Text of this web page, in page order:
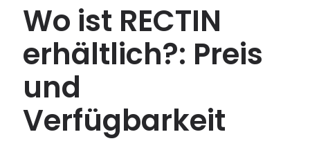
Wo ist RECTIN
erhältlich?: Preis
und
Verfügbarkeit